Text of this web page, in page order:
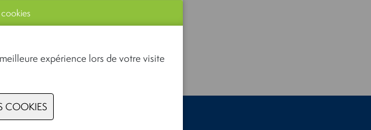
expérience lors de votre visite